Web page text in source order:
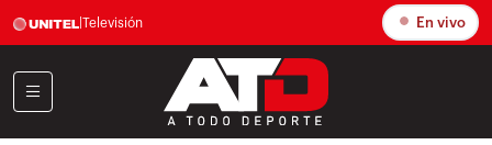
Televisión En vivo